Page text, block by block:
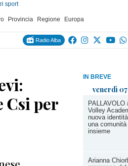
sport
Provincia Regione Europa
Radio Alba
IN BREVE
venerdì
PALLAVOLO
Volley
nuova
una
insieme
Arianna
per